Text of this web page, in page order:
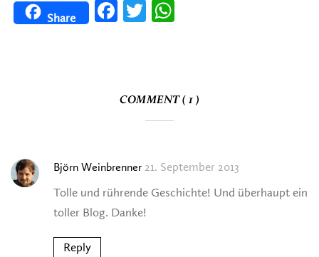
Share
FacebookTwitter
COMMENT ( 1 )
Björn Weinbrenner 21. September 2013
Tolle und rührende Geschichte! Und überhaupt ein
toller Blog. Danke!
Reply